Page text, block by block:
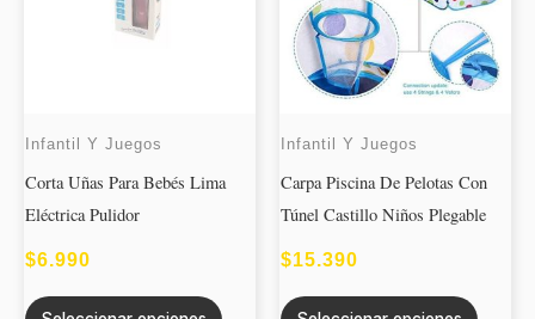
Infantil Y Juegos
Corta Uñas Para Bebés Lima
Eléctrica Pulidor
$6.990
variantes.
pueden
elegir
Infantil Y Juegos
Carpa Piscina De Pelotas Con
Túnel Castillo Niños Plegable
$15.390
Las
elegir
en